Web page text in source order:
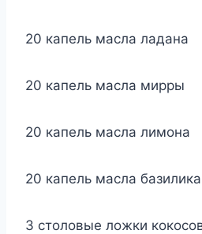
20 капель масла ладана
20 капель масла мирры
20 капель масла лимона
20 капель масла базилика
3 столовые ложки